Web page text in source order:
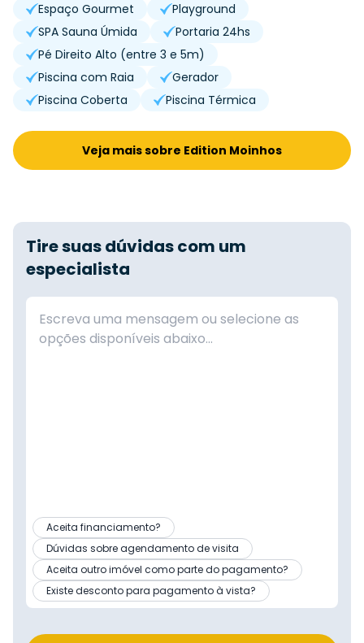
Espaço Gourmet
Playground
SPA Sauna Úmida
Portaria 24hs
Pé Direito Alto (entre 3 e 5m)
Piscina com Raia
Gerador
Piscina Coberta
Piscina Térmica
Veja mais sobre Edition Moinhos
Tire suas dúvidas com um
especialista
Aceita financiamento?
Dúvidas sobre agendamento de visita
Aceita outro imóvel como parte do pagamento?
Existe desconto para pagamento à vista?